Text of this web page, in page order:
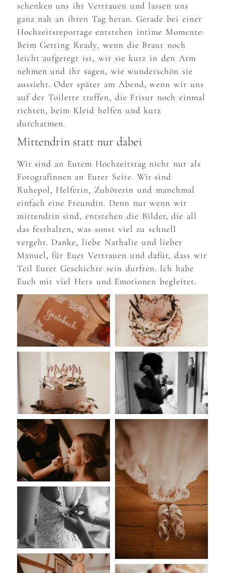
schenken uns ihr Vertrauen und lassen uns
ganz nah an ihren Tag heran. Gerade bei einer
Hochzeitsreportage entstehen intime Momente:
Beim Getting Ready, wenn die Braut noch
leicht aufgeregt ist, wir sie kurz in den Arm
nehmen und ihr sagen, wie wunderschön sie
aussieht. Oder später am Abend, wenn wir uns
auf der Toilette treffen, die Frisur noch einmal
richten, beim Kleid helfen und kurz
durchatmen.
Mittendrin statt nur dabei
Wir sind an Eurem Hochzeitstag nicht nur als
Fotografinnen an Eurer Seite. Wir sind
Ruhepol, Helferin, Zuhörerin und manchmal
einfach eine Freundin. Denn nur wenn wir
mittendrin sind, entstehen die Bilder, die all
das festhalten, was sonst viel zu schnell
vergeht. Danke, liebe Nathalie und lieber
Manuel, für Euer Vertrauen und dafür, dass wir
Teil Eurer Geschichte sein durften. Ich habe
Euch mit viel Herz und Emotionen begleitet.